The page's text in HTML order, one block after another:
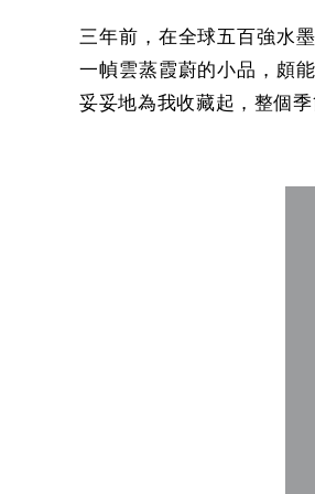
三年前，在全球五百強水
一幀雲蒸霞蔚的小品，頗
妥妥地為我收藏起，整個季